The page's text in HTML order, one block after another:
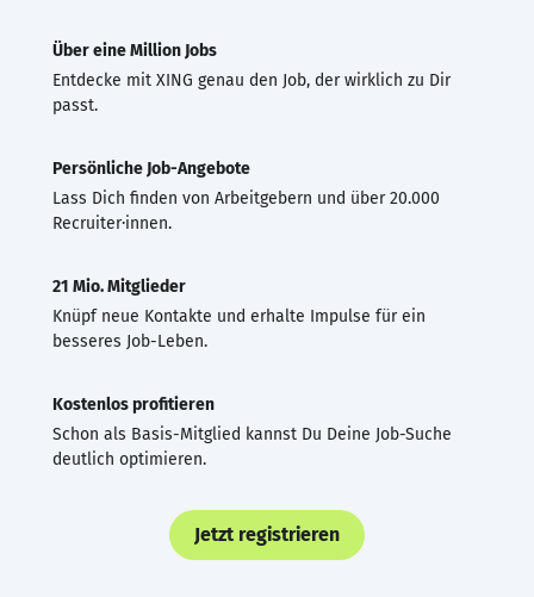
Über eine Million Jobs
Entdecke mit XING genau den Job, der wirklich zu Dir
passt.
Persönliche Job-Angebote
Lass Dich finden von Arbeitgebern und über 20.000
Recruiter·innen.
21 Mio. Mitglieder
Knüpf neue Kontakte und erhalte Impulse für ein
besseres Job-Leben.
Kostenlos profitieren
Schon als Basis-Mitglied kannst Du Deine Job-Suche
deutlich optimieren.
Jetzt registrieren